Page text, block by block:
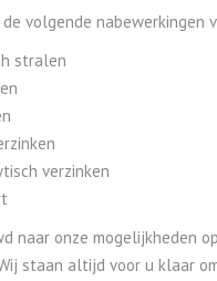
de volgende nabewerkingen
stralen
verzinken
naar onze mogelijkheden
staan altijd voor u klaar